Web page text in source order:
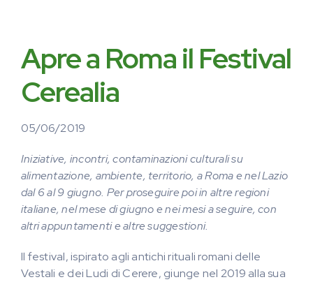
Apre a Roma il Festival
Cerealia
05/06/2019
Iniziative, incontri, contaminazioni culturali su
alimentazione, ambiente, territorio, a Roma e nel Lazio
dal 6 al 9 giugno. Per proseguire poi in altre regioni
italiane, nel mese di giugno e nei mesi a seguire, con
altri appuntamenti e altre suggestioni.
Il festival, ispirato agli antichi rituali romani delle
Vestali e dei Ludi di Cerere, giunge nel 2019 alla sua